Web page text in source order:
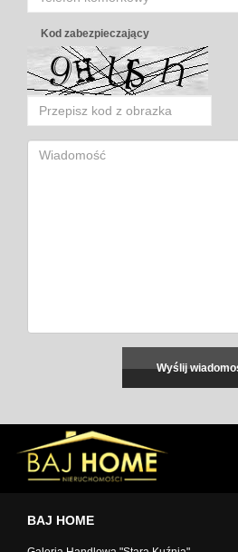
Kod zabezpieczający
BAJ HOME